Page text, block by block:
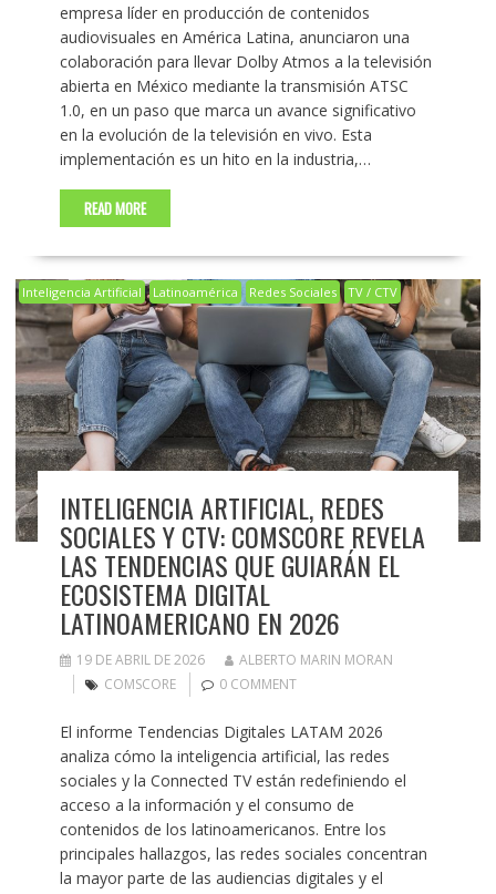
empresa líder en producción de contenidos
audiovisuales en América Latina, anunciaron una
colaboración para llevar Dolby Atmos a la televisión
abierta en México mediante la transmisión ATSC
1.0, en un paso que marca un avance significativo
en la evolución de la televisión en vivo. Esta
implementación es un hito en la industria,…
READ MORE
Inteligencia Artificial Latinoamérica Redes Sociales TV / CTV
INTELIGENCIA ARTIFICIAL, REDES
SOCIALES Y CTV: COMSCORE REVELA
LAS TENDENCIAS QUE GUIARÁN EL
ECOSISTEMA DIGITAL
LATINOAMERICANO EN 2026
19 DE ABRIL DE 2026
ALBERTO MARIN MORAN
COMSCORE
0 COMMENT
El informe Tendencias Digitales LATAM 2026
analiza cómo la inteligencia artificial, las redes
sociales y la Connected TV están redefiniendo el
acceso a la información y el consumo de
contenidos de los latinoamericanos. Entre los
principales hallazgos, las redes sociales concentran
la mayor parte de las audiencias digitales y el